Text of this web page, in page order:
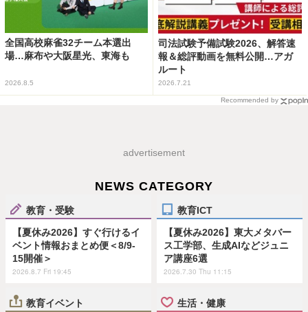
全国高校麻雀32チーム本選出
場…麻布や大阪星光、東海も
2026.8.5
司法試験予備試験2026、解答速
報＆総評動画を無料公開…アガ
ルート
2026.7.21
Recommended by
advertisement
NEWS CATEGORY
教育・受験
【夏休み2026】すぐ行けるイ
ベント情報おまとめ便＜8/9-
15開催＞
2026.8.7 Fri 19:45
教育ICT
【夏休み2026】東大メタバー
ス工学部、生成AIなどジュニ
ア講座6選
2026.7.30 Thu 11:15
教育イベント 生活・健康